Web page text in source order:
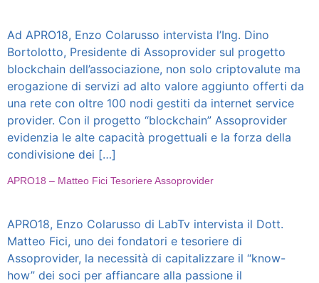
Ad APRO18, Enzo Colarusso intervista l’Ing. Dino
Bortolotto, Presidente di Assoprovider sul progetto
blockchain dell’associazione, non solo criptovalute ma
erogazione di servizi ad alto valore aggiunto offerti da
una rete con oltre 100 nodi gestiti da internet service
provider. Con il progetto “blockchain” Assoprovider
evidenzia le alte capacità progettuali e la forza della
condivisione dei […]
APRO18 – Matteo Fici Tesoriere Assoprovider
APRO18, Enzo Colarusso di LabTv intervista il Dott.
Matteo Fici, uno dei fondatori e tesoriere di
Assoprovider, la necessità di capitalizzare il “know-
how” dei soci per affiancare alla passione il